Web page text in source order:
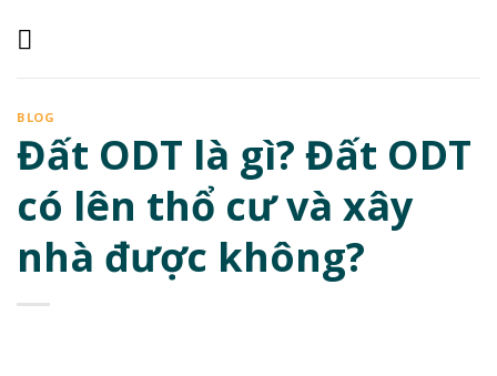
BLOG
Đất ODT là gì? Đất ODT
có lên thổ cư và xây
nhà được không?